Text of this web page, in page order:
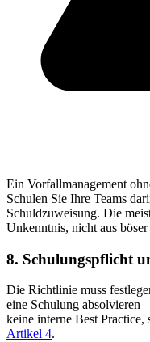
Ein Vorfallmanagement
Schulen Sie Ihre Teams
Schuldzuweisung. Die
Unkenntnis, nicht aus
8. Schulungspflicht
Die Richtlinie muss
eine Schulung absolvieren
keine interne Best Practice,
Artikel 4.